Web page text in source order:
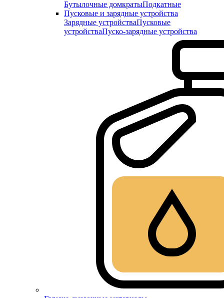
Бутылочные домкратыПодкатные
Пусковые и зарядные устройства
Зарядные устройстваПусковые
устройстваПуско-зарядные устройства